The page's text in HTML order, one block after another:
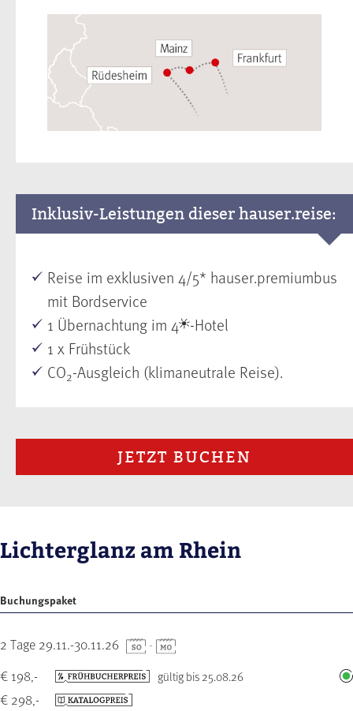
Inklusiv-Leistungen dieser hauser.reise:
Reise im exklusiven 4/5* hauser.premiumbus
mit Bordservice
1 Übernachtung im 4 -Hotel
1 x Frühstück
CO2-Ausgleich (klimaneutrale Reise).
JETZT BUCHEN
Lichterglanz am Rhein
Buchungspaket
2 Tage 29.11.-30.11.26 -
€ 198,- gültig bis 25.08.26
€ 298,-